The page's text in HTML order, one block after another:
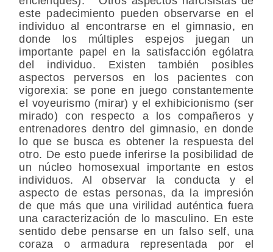
este padecimiento pueden observarse en el
individuo al encontrarse en el gimnasio, en
donde los múltiples espejos juegan un
importante papel en la satisfacción ególatra
del individuo. Existen también posibles
aspectos perversos en los pacientes con
vigorexia: se pone en juego constantemente
el voyeurismo (mirar) y el exhibicionismo (ser
mirado) con respecto a los compañeros y
entrenadores dentro del gimnasio, en donde
lo que se busca es obtener la respuesta del
otro. De esto puede inferirse la posibilidad de
un núcleo homosexual importante en estos
individuos. Al observar la conducta y el
aspecto de estas personas, da la impresión
de que más que una virilidad auténtica fuera
una caracterización de lo masculino. En este
sentido debe pensarse en un falso self, una
coraza o armadura representada por el